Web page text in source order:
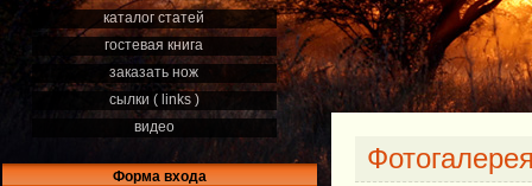
каталог статей
гостевая книга
заказать нож
сылки ( links )
видео
Форма входа